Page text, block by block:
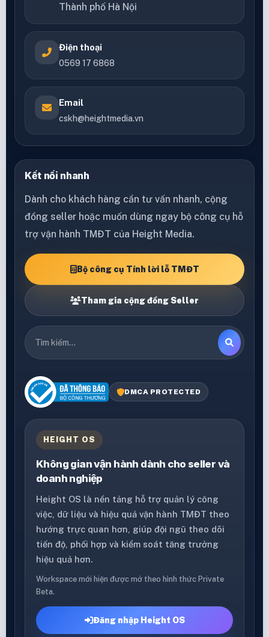
Thành phố Hà Nội
Điện thoại
0569 17 6868
Email
cskh@heightmedia.vn
Kết nối nhanh
Dành cho khách hàng cần tư vấn nhanh, cộng
đồng seller hoặc muốn dùng ngay bộ công cụ hỗ
trợ vận hành TMĐT của Height Media.
Bộ công cụ Tính lời lỗ TMĐT
Tham gia cộng đồng Seller
DMCA PROTECTED
HEIGHT OS
Không gian vận hành dành cho seller và
doanh nghiệp
Height OS là nền tảng hỗ trợ quản lý công
việc, dữ liệu và hiệu quả vận hành TMĐT theo
hướng trực quan hơn, giúp đội ngũ theo dõi
tiến độ, phối hợp và kiểm soát tăng trưởng
hiệu quả hơn.
Workspace mới hiện được mở theo hình thức Private
Beta.
Đăng nhập Height OS